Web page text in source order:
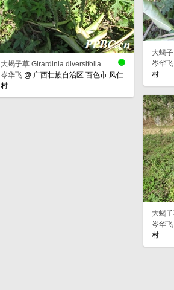
大蝎
岑华飞
村
大蝎子草 Girardinia diversifolia
岑华飞 @广西壮族自治区 百色市 风仁
村
大蝎
岑华飞
村